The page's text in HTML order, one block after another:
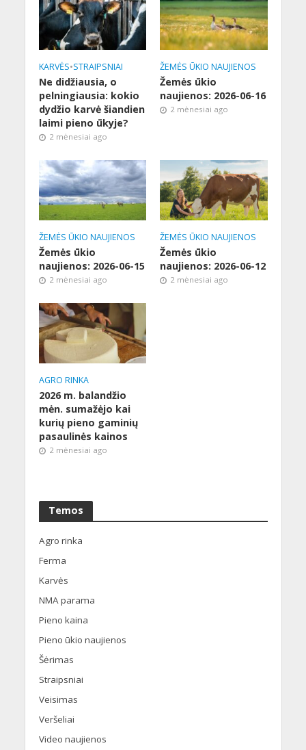
KARVĖS•STRAIPSNIAI
Ne didžiausia, o
pelningiausia: kokio
dydžio karvė šiandien
laimi pieno ūkyje?
2 mėnesiai ago
ŽEMĖS ŪKIO NAUJIENOS
Žemės ūkio
naujienos: 2026-06-16
2 mėnesiai ago
ŽEMĖS ŪKIO NAUJIENOS
Žemės ūkio
naujienos: 2026-06-15
2 mėnesiai ago
ŽEMĖS ŪKIO NAUJIENOS
Žemės ūkio
naujienos: 2026-06-12
2 mėnesiai ago
AGRO RINKA
2026 m. balandžio
mėn. sumažėjo kai
kurių pieno gaminių
pasaulinės kainos
2 mėnesiai ago
Temos
Agro rinka
Ferma
Karvės
NMA parama
Pieno kaina
Pieno ūkio naujienos
Šėrimas
Straipsniai
Veisimas
Veršeliai
Video naujienos